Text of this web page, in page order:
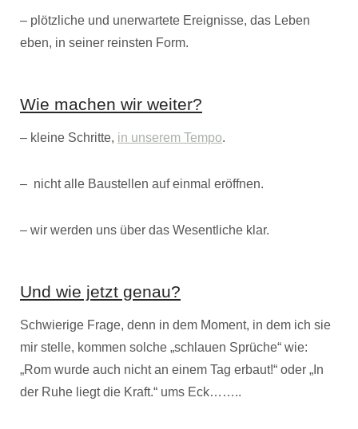
– plötzliche und unerwartete Ereignisse, das Leben
eben, in seiner reinsten Form.
Wie machen wir weiter?
– kleine Schritte, in unserem Tempo.
– nicht alle Baustellen auf einmal eröffnen.
– wir werden uns über das Wesentliche klar.
Und wie jetzt genau?
Schwierige Frage, denn in dem Moment, in dem ich sie
mir stelle, kommen solche „schlauen Sprüche“ wie:
„Rom wurde auch nicht an einem Tag erbaut!“ oder „In
der Ruhe liegt die Kraft.“ ums Eck……..